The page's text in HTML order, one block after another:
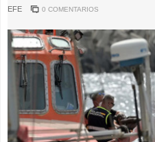
EFE 0 COMENTARIOS